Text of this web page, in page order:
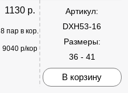
1130 р.
8 пар в кор.
9040 р/кор
Артикул:
DXH53-16
Размеры:
36 - 41
В корзину